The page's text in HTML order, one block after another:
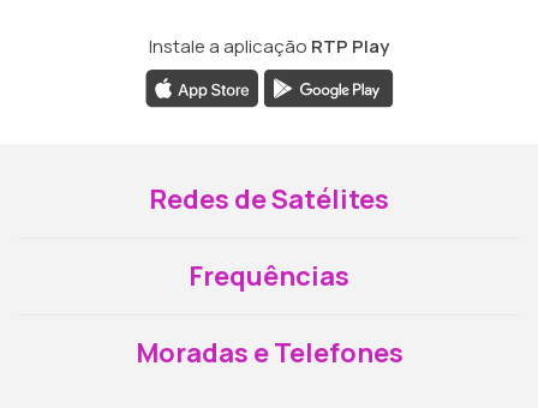
Instale a aplicação RTP Play
Redes de Satélites
Frequências
Moradas e Telefones